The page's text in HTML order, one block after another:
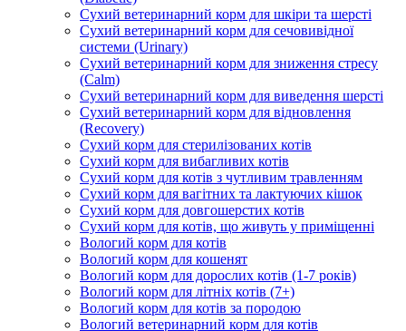
Сухий ветеринарний корм для шкіри та шерсті
Сухий ветеринарний корм для сечовивідної
системи (Urinary)
Сухий ветеринарний корм для зниження стресу
(Calm)
Сухий ветеринарний корм для виведення шерсті
Сухий ветеринарний корм для відновлення
(Recovery)
Сухий корм для стерилізованих котів
Сухий корм для вибагливих котів
Сухий корм для котів з чутливим травленням
Сухий корм для вагітних та лактуючих кішок
Сухий корм для довгошерстих котів
Сухий корм для котів, що живуть у приміщенні
Вологий корм для котів
Вологий корм для кошенят
Вологий корм для дорослих котів (1-7 років)
Вологий корм для літніх котів (7+)
Вологий корм для котів за породою
Вологий ветеринарний корм для котів